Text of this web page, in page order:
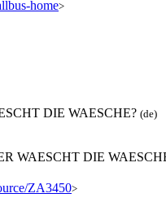
home>
DIE WAESCHE? (de)
WAESCHT DIE
ZA3450>